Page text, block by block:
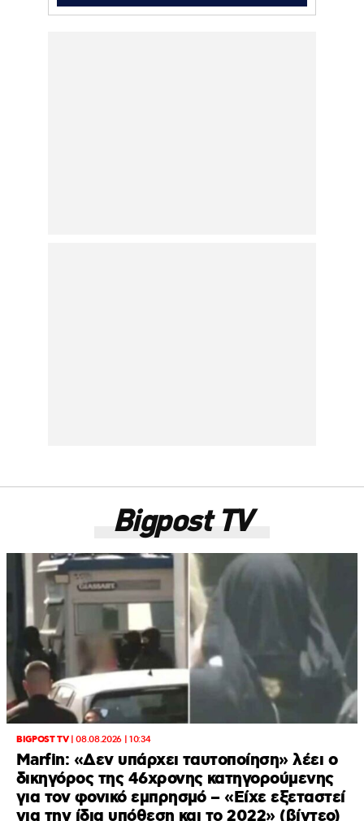
Bigpost TV
BIGPOST TV|08.08.2026 | 10:34
Marfin: «Δεν υπάρχει ταυτοποίηση» λέει ο
δικηγόρος της 46χρονης κατηγορούμενης
για τον φονικό εμπρησμό – «Είχε εξεταστεί
για την ίδια υπόθεση και το 2022» (βίντεο)